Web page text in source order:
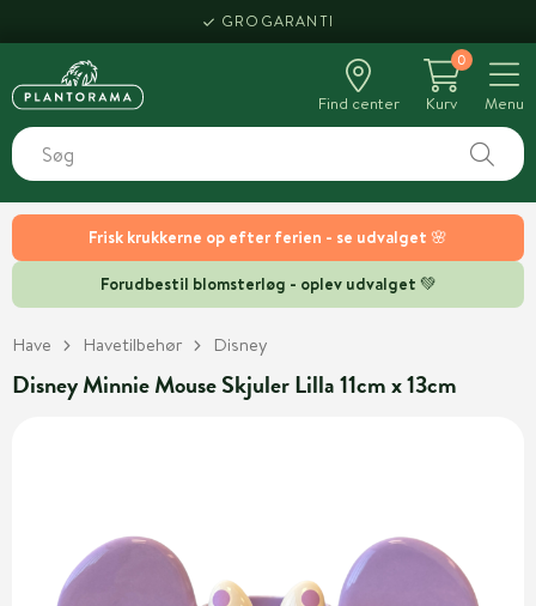
Frisk krukkerne op efter ferien - se udvalget 🌸
Forudbestil blomsterløg - oplev udvalget 💚
GROGARANTI
Find center
0
Kurv
Menu
Have Havetilbehør Disney
Disney Minnie Mouse Skjuler Lilla 11cm x 13cm